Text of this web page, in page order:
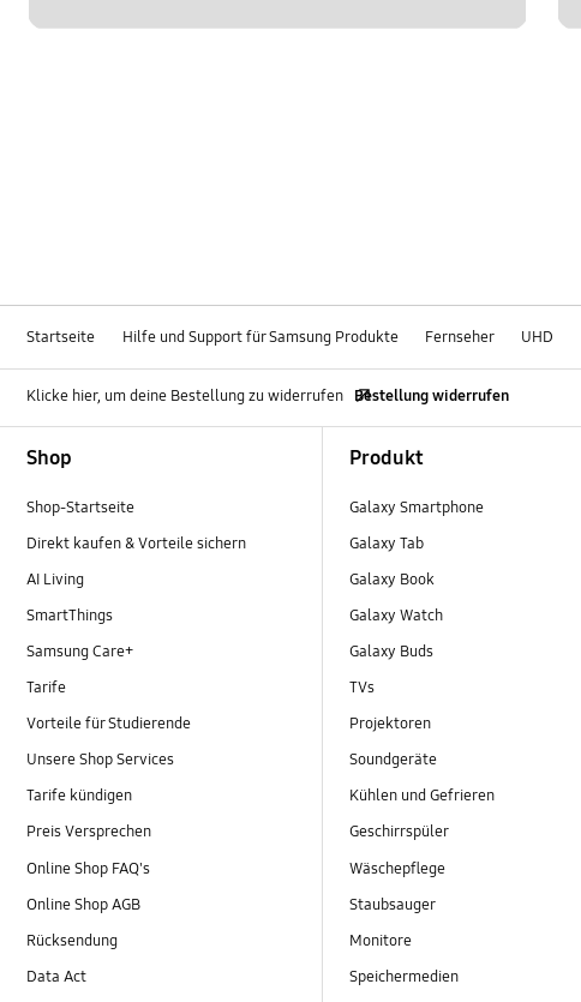
Startseite Hilfe und Support für Samsung Produkte Fernseher UHD
Klicke hier, um deine Bestellung zu widerrufen Bestellung widerrufen
Shop
Shop-Startseite
Direkt kaufen & Vorteile sichern
AI Living
SmartThings
Samsung Care+
Tarife
Vorteile für Studierende
Unsere Shop Services
Tarife kündigen
Preis Versprechen
Online Shop FAQ's
Online Shop AGB
Rücksendung
Data Act
Produkt
Galaxy Smartphone
Galaxy Tab
Galaxy Book
Galaxy Watch
Galaxy Buds
TVs
Projektoren
Soundgeräte
Kühlen und Gefrieren
Geschirrspüler
Wäschepflege
Staubsauger
Monitore
Speichermedien